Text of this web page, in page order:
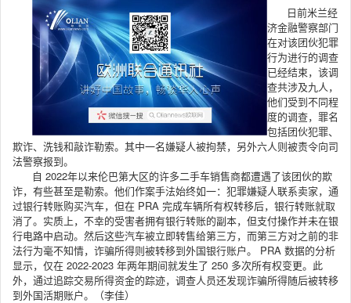
日前米兰经
济金融警察部门
在对该团伙犯罪
行为进行的调查
已经结束，该调
查共涉及九人，
他们受到不同程
度的调查，罪名
包括团伙犯罪、
欺诈、洗钱和敲诈勒索。其中一名嫌疑人被拘禁，另外六人则被责令向司
法警察报到。
自 2022年以来伦巴第大区的许多二手车销售商都遭遇了该团伙的欺
诈，有些甚至是勒索。他们作案手法始终如一：犯罪嫌疑人联系卖家，通
过银行转账购买汽车，但在 PRA 完成车辆所有权转移后，银行转账就取
消了。实质上，不幸的受害者拥有银行转账的副本，但支付操作并未在银
行电路中启动。然后这些汽车被立即转售给第三方，而第三方对之前的非
法行为毫不知情，诈骗所得则被转移到外国银行账户。 PRA 数据的分析
显示，仅在 2022-2023 年两年期间就发生了 250 多次所有权变更。此
外，通过追踪交易所得资金的踪迹，调查人员还发现诈骗所得随后被转移
到外国活期账户。（李佳）